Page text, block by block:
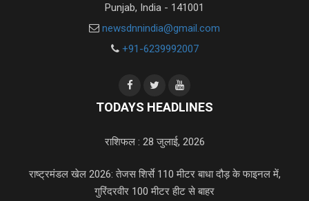
Punjab, India - 141001
newsdnnindia@gmail.com
+91-6239992007
TODAYS HEADLINES
राशिफल : 28 जुलाई, 2026
राष्ट्रमंडल खेल 2026: तेजस शिर्से 110 मीटर बाधा दौड़ के फाइनल में,
गुरिंदरवीर 100 मीटर हीट से बाहर